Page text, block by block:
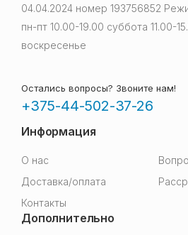
04.04.2024 номер 193756852
пн-пт 10.00-19.00 суббота 11.00-
воскресенье
Остались вопросы? Звоните нам!
+375-44-502-37-26
Информация
О нас
Доставка/оплата
Контакты
Дополнительно